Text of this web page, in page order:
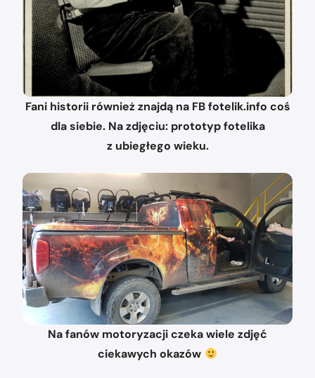
Fani historii również znajdą na FB fotelik.info coś
dla siebie. Na zdjęciu: prototyp fotelika
z ubiegłego wieku.
Na fanów motoryzacji czeka wiele zdjęć
ciekawych okazów